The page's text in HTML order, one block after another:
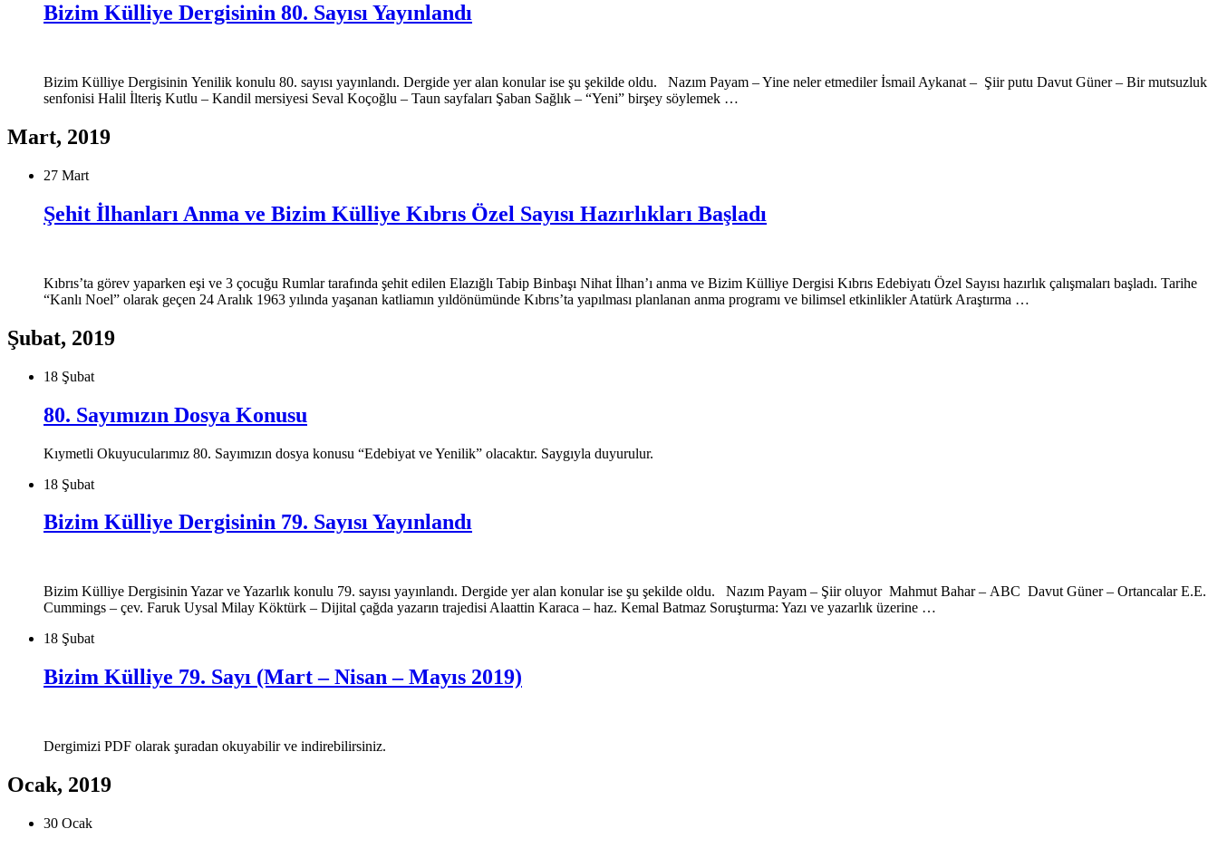
Bizim Külliye Dergisinin 80. Sayısı Yayınlandı
Bizim Külliye Dergisinin Yenilik konulu 80. sayısı yayınlandı. Dergide yer alan konular ise şu şekilde oldu. Nazım Payam – Yine neler etmediler İsmail Aykanat – Şiir putu Davut Güner – Bir mutsuzluk
senfonisi Halil İlteriş Kutlu – Kandil mersiyesi Seval Koçoğlu – Taun sayfaları Şaban Sağlık – “Yeni” birşey söylemek …
Mart, 2019
27 Mart
Şehit İlhanları Anma ve Bizim Külliye Kıbrıs Özel Sayısı Hazırlıkları Başladı
Kıbrıs’ta görev yaparken eşi ve 3 çocuğu Rumlar tarafında şehit edilen Elazığlı Tabip Binbaşı Nihat İlhan’ı anma ve Bizim Külliye Dergisi Kıbrıs Edebiyatı Özel Sayısı hazırlık çalışmaları başladı. Tarihe
“Kanlı Noel” olarak geçen 24 Aralık 1963 yılında yaşanan katliamın yıldönümünde Kıbrıs’ta yapılması planlanan anma programı ve bilimsel etkinlikler Atatürk Araştırma …
Şubat, 2019
18 Şubat
80. Sayımızın Dosya Konusu
Kıymetli Okuyucularımız 80. Sayımızın dosya konusu “Edebiyat ve Yenilik” olacaktır. Saygıyla duyurulur.
18 Şubat
Bizim Külliye Dergisinin 79. Sayısı Yayınlandı
Bizim Külliye Dergisinin Yazar ve Yazarlık konulu 79. sayısı yayınlandı. Dergide yer alan konular ise şu şekilde oldu. Nazım Payam – Şiir oluyor Mahmut Bahar – ABC Davut Güner – Ortancalar E.E.
Cummings – çev. Faruk Uysal Milay Köktürk – Dijital çağda yazarın trajedisi Alaattin Karaca – haz. Kemal Batmaz Soruşturma: Yazı ve yazarlık üzerine …
18 Şubat
Bizim Külliye 79. Sayı (Mart – Nisan – Mayıs 2019)
Dergimizi PDF olarak şuradan okuyabilir ve indirebilirsiniz.
Ocak, 2019
30 Ocak